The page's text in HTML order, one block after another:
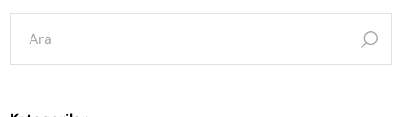
şunun
için
ara: